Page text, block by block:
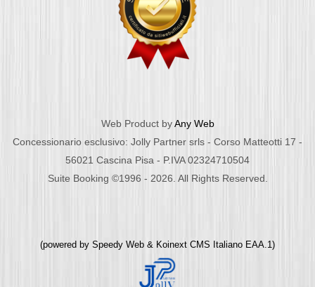
Web Product byAny Web
Concessionario esclusivo: Jolly Partner srls - Corso Matteotti 17 -
56021 Cascina Pisa - P.IVA 02324710504
Suite Booking ©1996 - 2026. All Rights Reserved.
(powered by Speedy Web & Koinext CMS Italiano EAA.1)